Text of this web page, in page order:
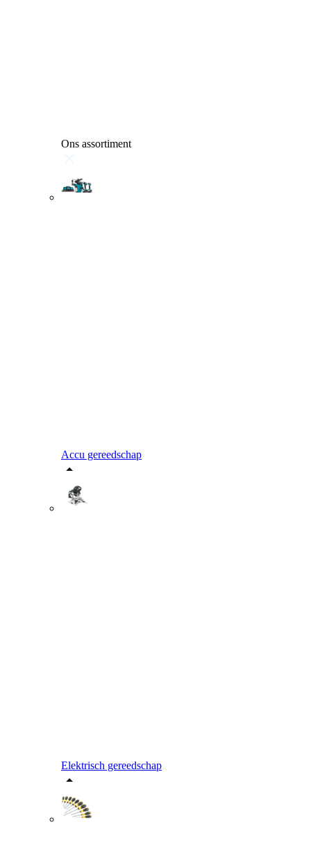
Ons assortiment
Accu gereedschap
Elektrisch gereedschap